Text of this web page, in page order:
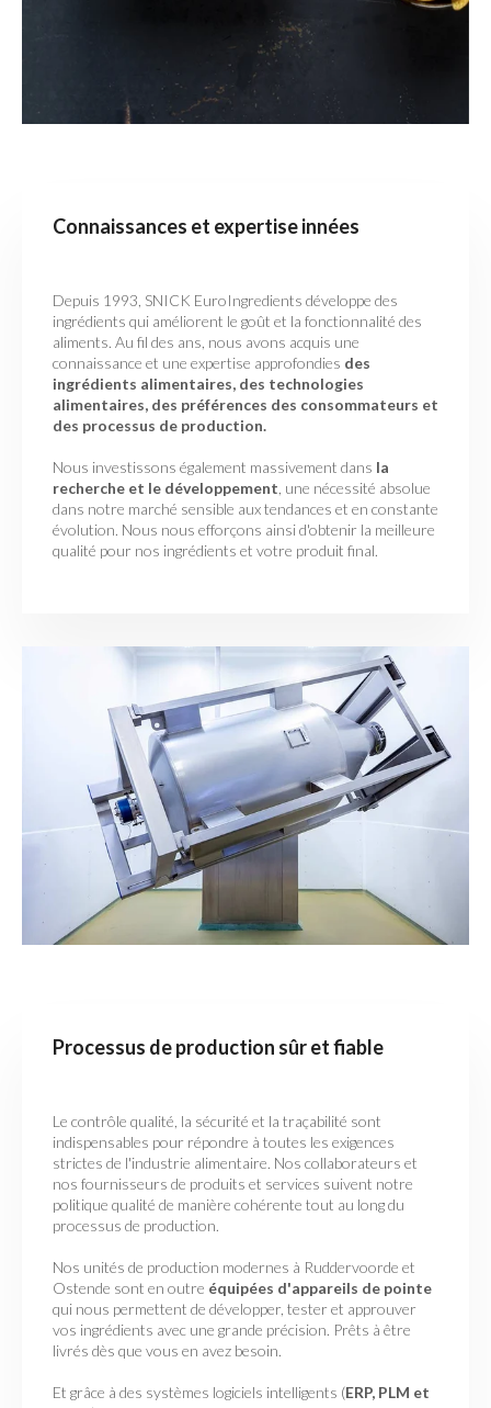
Connaissances et expertise innées
Depuis 1993, SNICK EuroIngredients développe des
ingrédients qui améliorent le goût et la fonctionnalité des
aliments. Au fil des ans, nous avons acquis une
connaissance et une expertise approfondies des
ingrédients alimentaires, des technologies
alimentaires, des préférences des consommateurs et
des processus de production.
Nous investissons également massivement dans la
recherche et le développement , une nécessité absolue
dans notre marché sensible aux tendances et en constante
évolution. Nous nous efforçons ainsi d'obtenir la meilleure
qualité pour nos ingrédients et votre produit final.
Processus de production sûr et fiable
Le contrôle qualité, la sécurité et la traçabilité sont
indispensables pour répondre à toutes les exigences
strictes de l'industrie alimentaire. Nos collaborateurs et
nos fournisseurs de produits et services suivent notre
politique qualité de manière cohérente tout au long du
processus de production.
Nos unités de production modernes à Ruddervoorde et
Ostende sont en outre équipées d'appareils de pointe
qui nous permettent de développer, tester et approuver
vos ingrédients avec une grande précision. Prêts à être
livrés dès que vous en avez besoin.
Et grâce à des systèmes logiciels intelligents (ERP, PLM et